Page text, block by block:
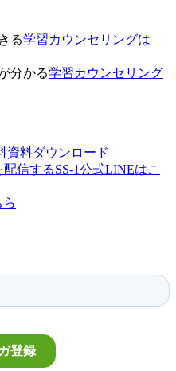
る学習カウンセリングは
分かる学習カウンセリング